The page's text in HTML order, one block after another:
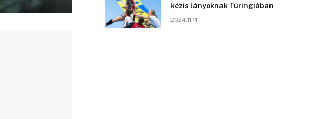
kézis lányoknak Türingiában
2024.11.11.